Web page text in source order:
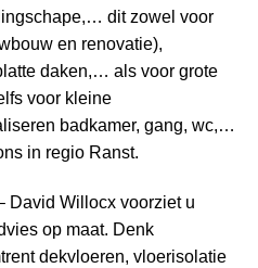
dit zowel voor
en renovatie),
daken,… als voor grote
voor kleine
badkamer, gang, wc,…
in regio Ranst.
David Willocx voorziet u
op maat. Denk
dekvloeren, vloerisolatie